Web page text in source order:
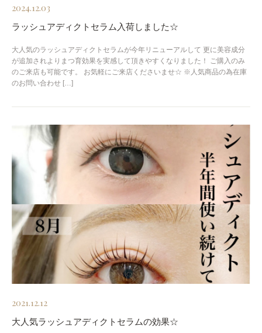
2024.12.03
ラッシュアディクトセラム入荷しました☆
大人気のラッシュアディクトセラムが今年リニューアルして 更に美容成分
が追加されよりまつ育効果を実感して頂きやすくなりました！ ご購入のみ
のご来店も可能です。 お気軽にご来店くださいませ☆ ※人気商品の為在庫
のお問い合わせ […]
2021.12.12
大人気ラッシュアディクトセラムの効果☆